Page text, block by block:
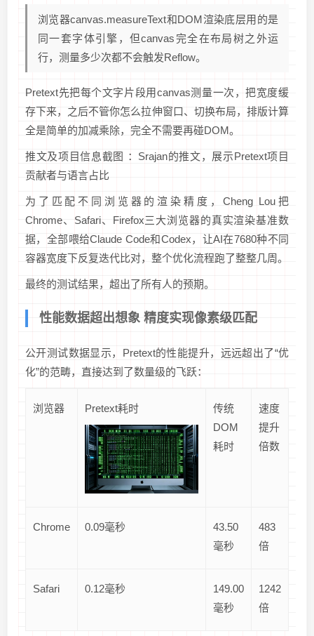
浏览器canvas.measureText和DOM渲染底层用的是
同一套字体引擎，但canvas完全在布局树之外运
行，测量多少次都不会触发Reflow。
Pretext先把每个文字片段用canvas测量一次，把宽度缓
存下来，之后不管你怎么拉伸窗口、切换布局，排版计算
全是简单的加减乘除，完全不需要再碰DOM。
推文及项目信息截图 ：Srajan的推文，展示Pretext项目
贡献者与语言占比
为了匹配不同浏览器的渲染精度，Cheng Lou把
Chrome、Safari、Firefox三大浏览器的真实渲染基准数
据，全部喂给Claude Code和Codex，让AI在7680种不同
容器宽度下反复迭代比对，整个优化流程跑了整整几周。
最终的测试结果，超出了所有人的预期。
性能数据超出想象 精度实现像素级匹配
公开测试数据显示，Pretext的性能提升，远远超出了“优
化”的范畴，直接达到了数量级的飞跃：
浏览器 Pretext耗时
传统
DOM
耗时
速度
提升
倍数
Chrome 0.09毫秒
43.50
毫秒
483
倍
Safari 0.12毫秒
149.00
毫秒
1242
倍